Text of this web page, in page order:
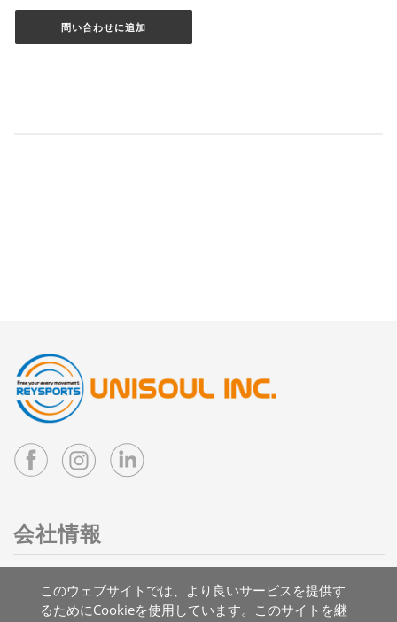
問い合わせに追加
このウェブサイトでは、より良いサービスを提供す
るためにCookieを使用しています。このサイトを継
会社情報
メール：info@reysports.com